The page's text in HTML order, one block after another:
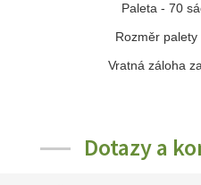
Paleta - 70
Rozměr
Vratná záloha
Dotazy a